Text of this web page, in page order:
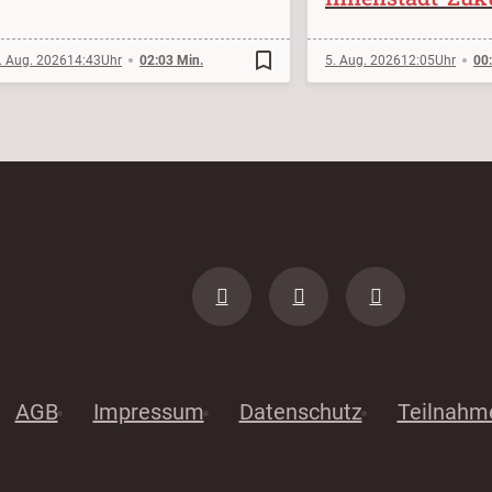
Aug. 202614:43 02:03 Min. bookmark_border 5. Aug. 202612:05
AGB Impressum Datenschutz